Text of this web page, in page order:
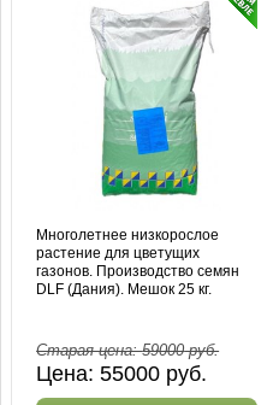
Многолетнее низкорослое
растение для цветущих
газонов. Производство семян
DLF (Дания). Мешок 25 кг.
Старая цена:59000руб.
Цена:55000 руб.